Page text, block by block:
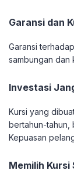
Garansi dan
Garansi
sambungan dan
Investasi
Kursi yang
bertahun-tahun,
Kepuasan
Memilih Kursi